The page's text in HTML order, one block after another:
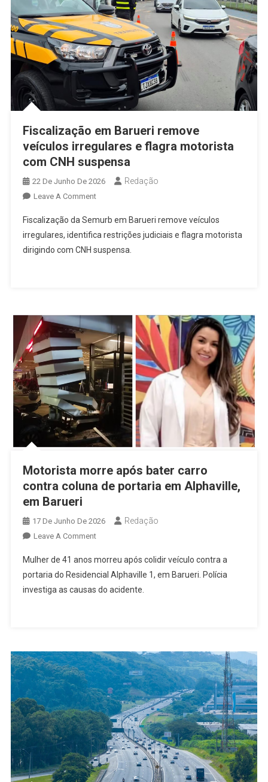
Feira
(30)
Fiscalização em Barueri remove
veículos irregulares e flagra motorista
com CNH suspensa
22 De Junho De 2026 Redação
Leave A CommentOn
Em
Barueri
Remove
Motorista
Com
CNH
Suspensa
Fiscalização da Semurb em Barueri remove veículos
irregulares, identifica restrições judiciais e flagra motorista
dirigindo com CNH suspensa.
Motorista morre após bater carro
contra coluna de portaria em Alphaville,
em Barueri
17 De Junho De 2026 Redação
Leave A CommentOn
Morre
Após
Bater
Portaria
Em
Alphaville,
Em
Barueri
Mulher de 41 anos morreu após colidir veículo contra a
portaria do Residencial Alphaville 1, em Barueri. Polícia
investiga as causas do acidente.